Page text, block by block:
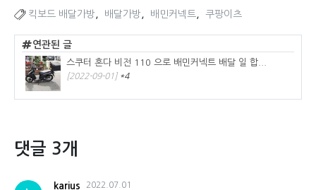
킥보드 배달가방 , 배달가방 , 배민커넥트, 쿠팡이츠
연관된 글
스쿠터 혼다 비전 110 으로 배민커넥트 배달 일 합...
[2022-09-01] *4
댓글 3개
karius 2022.07.01